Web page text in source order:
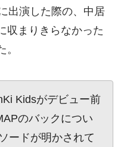
出演した際の、中居
収まりきらなかった
Kidsがデビュー前
のバックについ
ードが明かされて